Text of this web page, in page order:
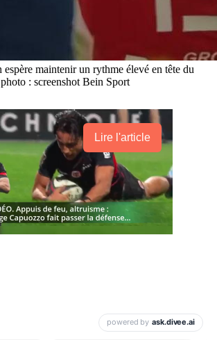
maintenir un rythme élevé en tête du
: screenshot Bein Sport
Lire l'article